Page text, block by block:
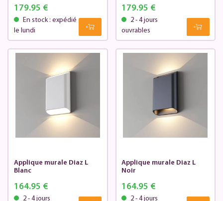
179.95 €
En stock : expédié
le lundi
179.95 €
2 - 4 jours
ouvrables
Applique murale Diaz L
Blanc
164.95 €
2 - 4 jours
Applique murale Diaz L
Noir
164.95 €
2 - 4 jours